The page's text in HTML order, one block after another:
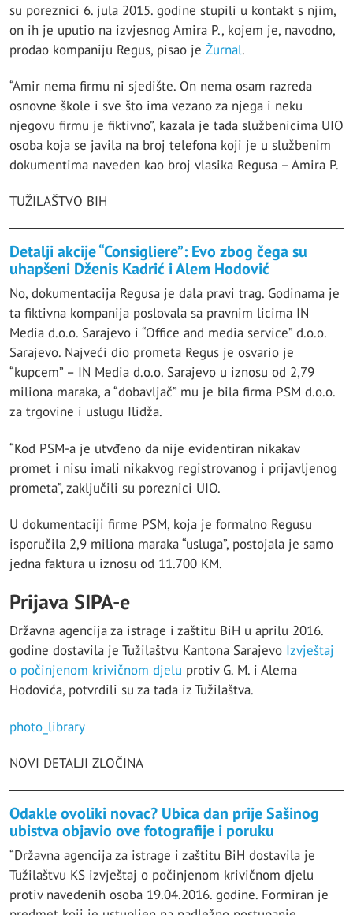
su poreznici 6. jula 2015. godine stupili u kontakt s njim,
on ih je uputio na izvjesnog Amira P., kojem je, navodno,
prodao kompaniju Regus, pisao je Žurnal.
“Amir nema firmu ni sjedište. On nema osam razreda
osnovne škole i sve što ima vezano za njega i neku
njegovu firmu je fiktivno”, kazala je tada službenicima UIO
osoba koja se javila na broj telefona koji je u službenim
dokumentima naveden kao broj vlasika Regusa – Amira P.
TUŽILAŠTVO BIH
Detalji akcije “Consigliere”: Evo zbog čega su
uhapšeni Dženis Kadrić i Alem Hodović
No, dokumentacija Regusa je dala pravi trag. Godinama je
ta fiktivna kompanija poslovala sa pravnim licima IN
Media d.o.o. Sarajevo i “Office and media service” d.o.o.
Sarajevo. Najveći dio prometa Regus je osvario je
“kupcem” – IN Media d.o.o. Sarajevo u iznosu od 2,79
miliona maraka, a “dobavljač” mu je bila firma PSM d.o.o.
za trgovine i uslugu Ilidža.
“Kod PSM-a je utvđeno da nije evidentiran nikakav
promet i nisu imali nikakvog registrovanog i prijavljenog
prometa”, zaključili su poreznici UIO.
U dokumentaciji firme PSM, koja je formalno Regusu
isporučila 2,9 miliona maraka “usluga”, postojala je samo
jedna faktura u iznosu od 11.700 KM.
Prijava SIPA-e
Državna agencija za istrage i zaštitu BiH u aprilu 2016.
godine dostavila je Tužilaštvu Kantona Sarajevo Izvještaj
o počinjenom krivičnom djelu protiv G. M. i Alema
Hodovića, potvrdili su za tada iz Tužilaštva.
photo_library
NOVI DETALJI ZLOČINA
Odakle ovoliki novac? Ubica dan prije Sašinog
ubistva objavio ove fotografije i poruku
“Državna agencija za istrage i zaštitu BiH dostavila je
Tužilaštvu KS izvještaj o počinjenom krivičnom djelu
protiv navedenih osoba 19.04.2016. godine. Formiran je